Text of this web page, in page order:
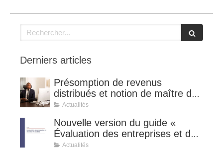
Rechercher
Derniers articles
Présomption de revenus
distribués et notion de maître de
l'affaire (CE 8 juillet 2026, n°
Actualités
Nouvelle version du guide «
Évaluation des entreprises et des
titres de sociétés ».
Actualités